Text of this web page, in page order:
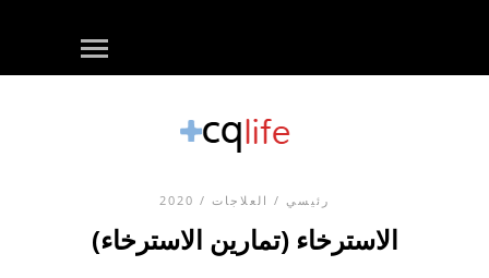
رئيسي / العلاجات / 2020
الاسترخاء (تمارين الاسترخاء)